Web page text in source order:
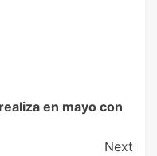
en mayo con
Next